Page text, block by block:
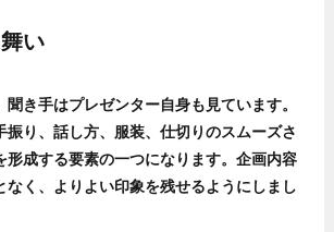
い
き手はプレゼンター自身も見ています。
振り、話し方、服装、仕切りのスムーズさ
形成する要素の一つになります。企画内容
なく、よりよい印象を残せるようにしまし